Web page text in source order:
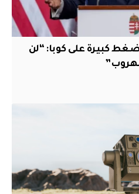
كبيرة على كوبا: “لن